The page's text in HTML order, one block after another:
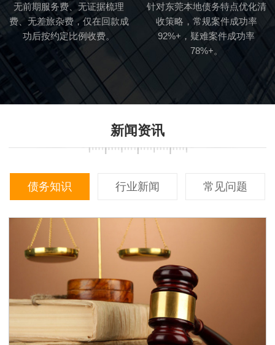
无前期服务费、无证据梳理
费、无差旅杂费，仅在回款成
功后按约定比例收费。
针对东莞本地债务特点优化清
收策略，常规案件成功率
92%+，疑难案件成功率
78%+。
新闻资讯
债务知识 行业新闻 常见问题